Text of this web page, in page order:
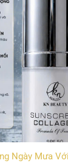
Ngày Mưa